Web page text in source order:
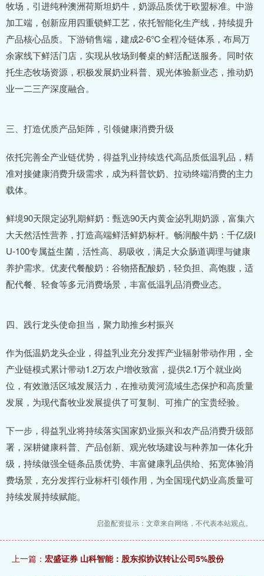
牧场，引进纯种澳洲荷斯坦奶牛，奶源品质优于欧盟标准。中游
加工端，创新应用四重锁鲜工艺，依托智能化生产线，持续提升
产品核心品质。下游销售端，建成2-6℃全程冷链体系，布局万
余家线下鲜活门店，实现从牧场到餐桌的鲜活配送服务。同时依
托生态牧场资源，积极发展奶业科普、观光体验新业态，推动奶
业一二三产深度融合。
三、打造优质产品矩阵，引领健康消费升级
依托完善全产业链优势，得益乳业持续迭代高品质低温乳品，精
准对接健康消费升级需求，成为科普饮奶、拉动终端消费的主力
载体。
鲜境90天限定泌乳期鲜奶：甄选90天内黄金泌乳期奶源，富集六
大天然活性营养，打造高端鲜活鲜奶标杆。畅润酸牛奶：千亿级I
U-100专属益生菌，活性高、易吸收，满足大众肠道调理与健康
养护需求。优麦代餐酸奶：谷物搭配酸奶，轻负担、高饱腹，适
配代餐、轻食等多元消费场景，丰富低温乳品消费业态。
四、践行龙头使命担当，聚力助推乡村振兴
作为低温奶龙头企业，得益乳业充分发挥产业辐射带动作用，全
产业链模式累计带动1.2万农户增收致富，提供2.1万个就业岗
位，有效激活区域发展活力，在推动黄河流域生态保护和高质量
发展，为现代畜牧业发展提供了可复制、可推广的宝贵经验。
下一步，得益乳业将持续落实国家奶业振兴和农产品消费升级部
署，深耕健康科普、产品创新、观光牧场建设与种养加一体化升
级，持续做强全链条品质优势、丰富健康乳品供给、拓宽体验消
费场景，充分发挥行业标杆引领作用，为全国现代奶业高质量可
持续发展持续赋能。
启盈配资提示：文章来自网络，不代表本站观点。
上一篇： 宏盛证券 山科智能：股东拟协议转让公司5%股份